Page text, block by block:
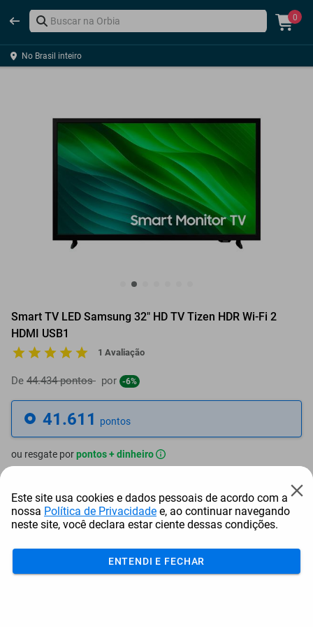
0
No Brasil inteiro
Smart TV LED Samsung 32" HD TV Tizen HDR Wi-Fi 2
HDMI USB1
1 Avaliação
De 44.434 pontos por -6%
41.611 pontos
ou resgate porpontos + dinheiro
35.370 pontos + R$ 287,09
Este site usa cookies e dados pessoais de acordo com a
nossa Política de Privacidade e, ao continuar navegando
neste site, você declara estar ciente dessas condições.
ENTENDI E FECHAR